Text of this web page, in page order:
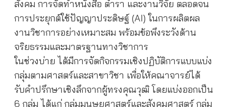
สังคม การจัดทำหนังสือ ตำรา และงานวิจัย ตลอดจน
การประยุกต์ใช้ปัญญาประดิษฐ์ (AI) ในการผลิตผล
งานวิชาการอย่างเหมาะสม พร้อมข้อพึงระวังด้าน
จริยธรรมและมาตรฐานทางวิชาการ
ในช่วงบ่าย ได้มีการจัดกิจกรรมเชิงปฏิบัติการแบบแบ่ง
กลุ่มตามศาสตร์และสาขาวิชา เพื่อให้คณาจารย์ได้
รับคำปรึกษาเชิงลึกจากผู้ทรงคุณวุฒิ โดยแบ่งออกเป็น
6 กลุ่ม ได้แก่ กลุ่มมนุษยศาสตร์และสังคมศาสตร์ กลุ่ม